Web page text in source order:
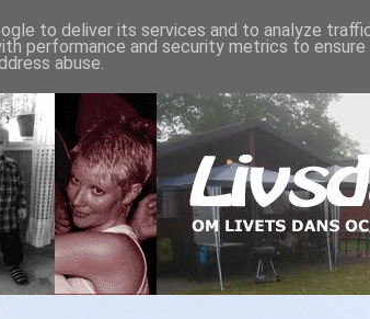
to deliver its services and to analyze
performance and security metrics to
abuse.